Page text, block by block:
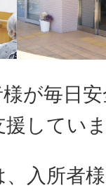
が毎日
援してい
入所者